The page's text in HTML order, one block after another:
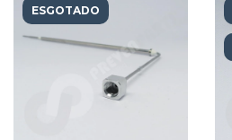
ESGOTADO